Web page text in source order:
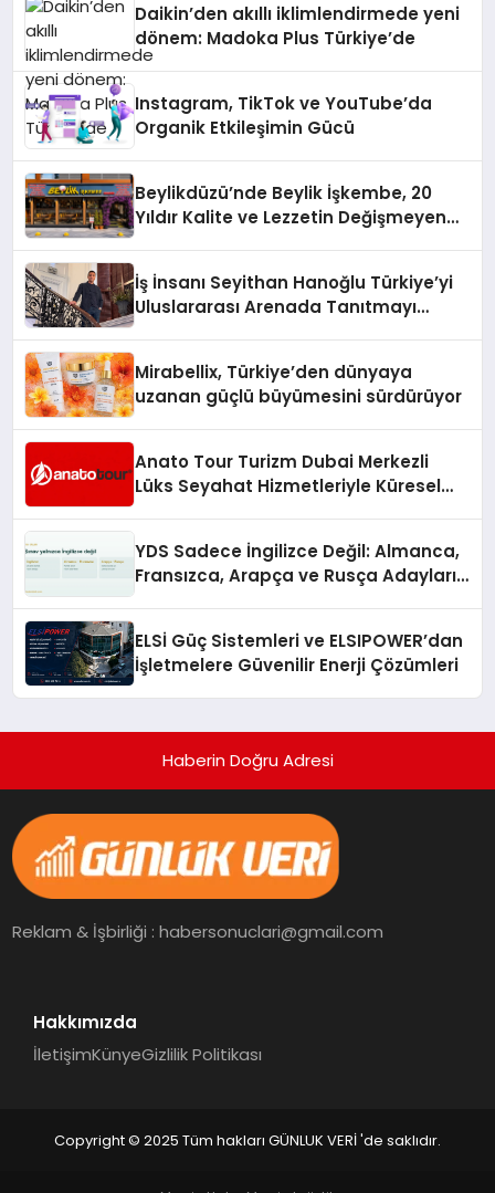
Daikin’den akıllı iklimlendirmede yeni
dönem: Madoka Plus Türkiye’de
Instagram, TikTok ve YouTube’da
Organik Etkileşimin Gücü
Beylikdüzü’nde Beylik İşkembe, 20
Yıldır Kalite ve Lezzetin Değişmeyen
İş İnsanı Seyithan Hanoğlu Türkiye’yi
Uluslararası Arenada Tanıtmayı
Mirabellix, Türkiye’den dünyaya
uzanan güçlü büyümesini sürdürüyor
Anato Tour Turizm Dubai Merkezli
Lüks Seyahat Hizmetleriyle Küresel
YDS Sadece İngilizce Değil: Almanca,
Fransızca, Arapça ve Rusça Adayları
ELSİ Güç Sistemleri ve ELSIPOWER’dan
İşletmelere Güvenilir Enerji Çözümleri
Haberin Doğru Adresi
Reklam & İşbirliği : habersonuclari@gmail.com
Hakkımızda
İletişimKünyeGizlilik Politikası
Copyright © 2025 Tüm hakları GÜNLUK VERİ 'de saklıdır.